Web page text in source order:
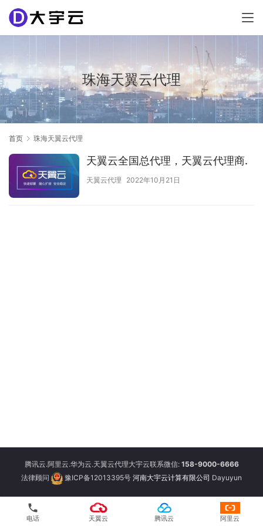
珠海天翼云代理
首页 珠海天翼云代理
天翼云全国总代理，天翼云代理商.
天翼云代理 2022年10月21日
腾讯云.阿里云.华为云.天翼云代理大宇云联系微信: 158-9000-6666
法律顾问
豫ICP备12013395号 河南大宇云计算有限公司 Dayuyun
phone
电话 天翼云 腾讯云 阿里云